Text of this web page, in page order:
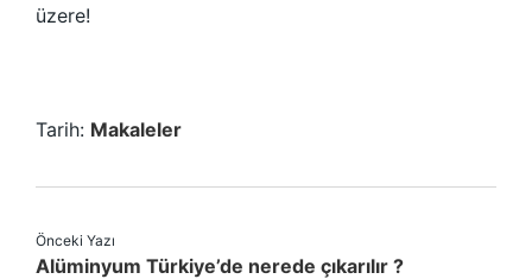
üzere!
Tarih: Makaleler
Önceki Yazı
Alüminyum Türkiye’de nerede çıkarılır ?